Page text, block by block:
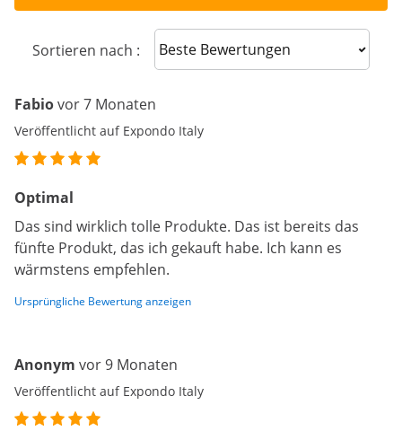
Sortieren nach : Sort reviews
Fabiovor 7 Monaten
Veröffentlicht auf Expondo Italy
Optimal
Das sind wirklich tolle Produkte. Das ist bereits das
fünfte Produkt, das ich gekauft habe. Ich kann es
wärmstens empfehlen.
Ursprüngliche Bewertung anzeigen
Anonym vor 9 Monaten
Veröffentlicht auf Expondo Italy